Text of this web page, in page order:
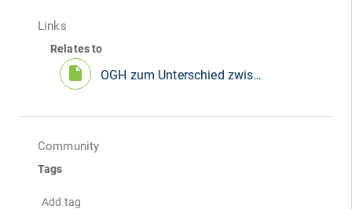
Links
Relates to
insert_drive_file OGH zum Unterschied zwischen gemischter Schenkung und Vergleich:
Community
Tags
Add tag